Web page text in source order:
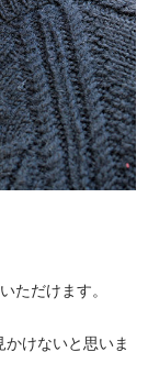
ただけます。
けないと思いま